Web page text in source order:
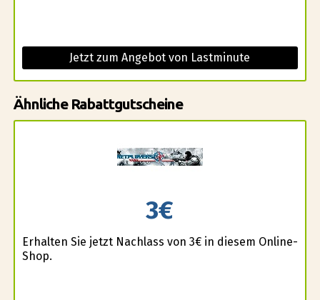
Jetzt zum Angebot von Lastminute
Ähnliche Rabattgutscheine
3€
Erhalten Sie jetzt Nachlass von 3€ in diesem Online-
Shop.